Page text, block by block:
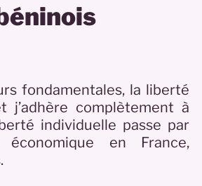
fondamentales, la liberté
j’adhère complètement à
individuelle passe par
économique en France,